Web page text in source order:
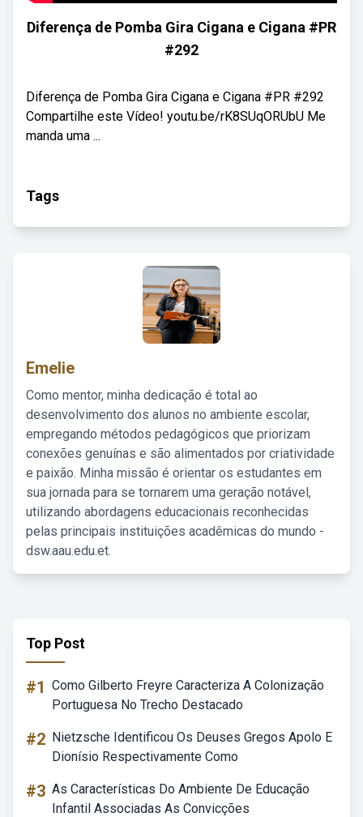
Diferença de Pomba Gira Cigana e Cigana #PR
#292
Diferença de Pomba Gira Cigana e Cigana #PR #292
Compartilhe este Vídeo! youtu.be/rK8SUqORUbU Me
manda uma ...
Tags
Emelie
Como mentor, minha dedicação é total ao
desenvolvimento dos alunos no ambiente escolar,
empregando métodos pedagógicos que priorizam
conexões genuínas e são alimentados por criatividade
e paixão. Minha missão é orientar os estudantes em
sua jornada para se tornarem uma geração notável,
utilizando abordagens educacionais reconhecidas
pelas principais instituições acadêmicas do mundo -
dsw.aau.edu.et.
Top Post
#1 Como Gilberto Freyre Caracteriza A Colonização
Portuguesa No Trecho Destacado
#2 Nietzsche Identificou Os Deuses Gregos Apolo E
Dionísio Respectivamente Como
#3 As Características Do Ambiente De Educação
Infantil Associadas As Convicções